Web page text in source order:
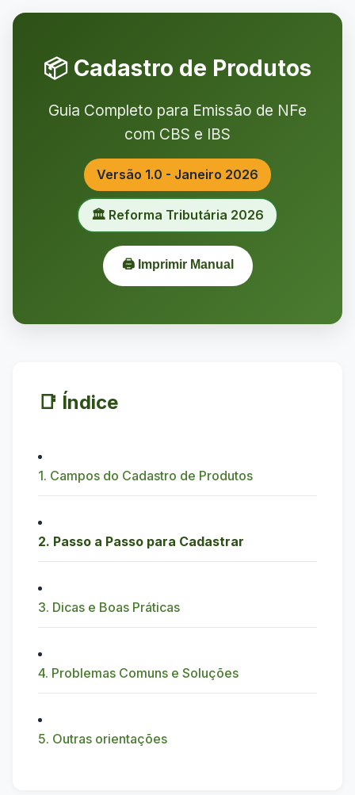
📦 Cadastro de Produtos
Guia Completo para Emissão de NFe
com CBS e IBS
Versão 1.0 - Janeiro 2026
🏛️ Reforma Tributária 2026
🖨️ Imprimir Manual
📑 Índice
1. Campos do Cadastro de Produtos
2. Passo a Passo para Cadastrar
3. Dicas e Boas Práticas
4. Problemas Comuns e Soluções
5. Outras orientações